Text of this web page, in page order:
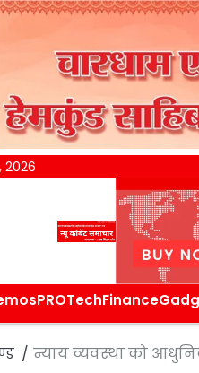
2026
PROTechFinance
न्याय व्यवस्था को